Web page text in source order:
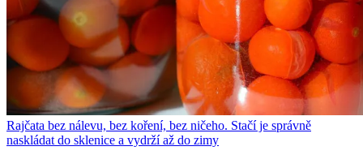
Rajčata bez nálevu, bez koření, bez ničeho. Stačí je správně
naskládat do sklenice a vydrží až do zimy